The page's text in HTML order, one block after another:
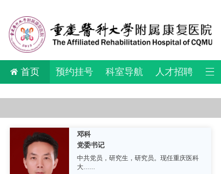
首页 预约挂号 科室导航 人才招聘
邓科
党委书记
中共党员，研究生，研究员。现任重庆医科
大......